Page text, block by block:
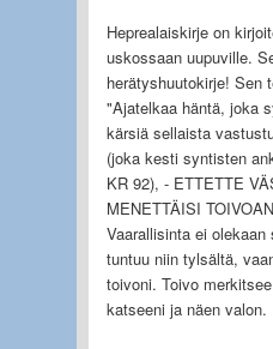
Heprealaiskirje on
uskossaan uupuville.
herätyshuutokirje! Sen
"Ajatelkaa häntä, joka
kärsiä sellaista
(joka kesti syntisten
KR 92), - ETTETTE
MENETTÄISI
Vaarallisinta ei
tuntuu niin tylsältä,
toivoni. Toivo
katseeni ja näen valon.